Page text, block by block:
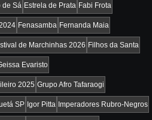
de Sá Estrela de Prata Fabi Frota
Fenasamba Fernanda Maia
de Marchinhas 2026 Filhos da Santa
Evaristo
2025 Grupo Afro Tafaraogi
SP Igor Pitta Imperadores Rubro-Negros